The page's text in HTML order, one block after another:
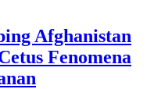
Afghanistan
Fenomena